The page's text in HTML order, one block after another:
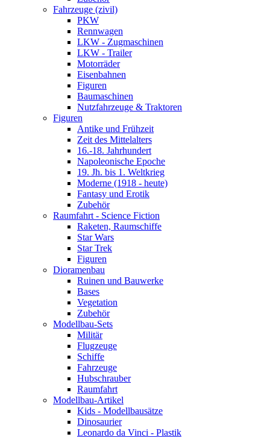
Fahrzeuge (zivil)
PKW
Rennwagen
LKW - Zugmaschinen
LKW - Trailer
Motorräder
Eisenbahnen
Figuren
Baumaschinen
Nutzfahrzeuge & Traktoren
Figuren
Antike und Frühzeit
Zeit des Mittelalters
16.-18. Jahrhundert
Napoleonische Epoche
19. Jh. bis 1. Weltkrieg
Moderne (1918 - heute)
Fantasy und Erotik
Zubehör
Raumfahrt - Science Fiction
Raketen, Raumschiffe
Star Wars
Star Trek
Figuren
Dioramenbau
Ruinen und Bauwerke
Bases
Vegetation
Zubehör
Modellbau-Sets
Militär
Flugzeuge
Schiffe
Fahrzeuge
Hubschrauber
Raumfahrt
Modellbau-Artikel
Kids - Modellbausätze
Dinosaurier
Leonardo da Vinci - Plastik